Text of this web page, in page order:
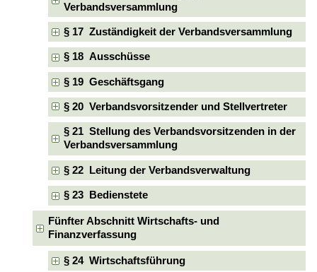
Verbandsversammlung
§ 17 Zuständigkeit der Verbandsversammlung
§ 18 Ausschüsse
§ 19 Geschäftsgang
§ 20 Verbandsvorsitzender und Stellvertreter
§ 21 Stellung des Verbandsvorsitzenden in der
Verbandsversammlung
§ 22 Leitung der Verbandsverwaltung
§ 23 Bedienstete
Fünfter Abschnitt Wirtschafts- und
Finanzverfassung
§ 24 Wirtschaftsführung